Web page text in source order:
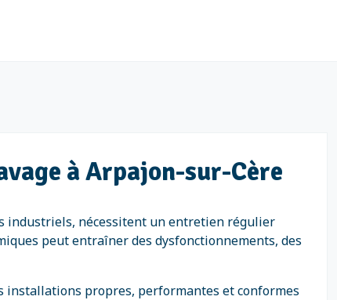
à Arpajon-sur-Cère
industriels, nécessitent un entretien régulier
peut entraîner des dysfonctionnements, des
installations propres, performantes et conformes